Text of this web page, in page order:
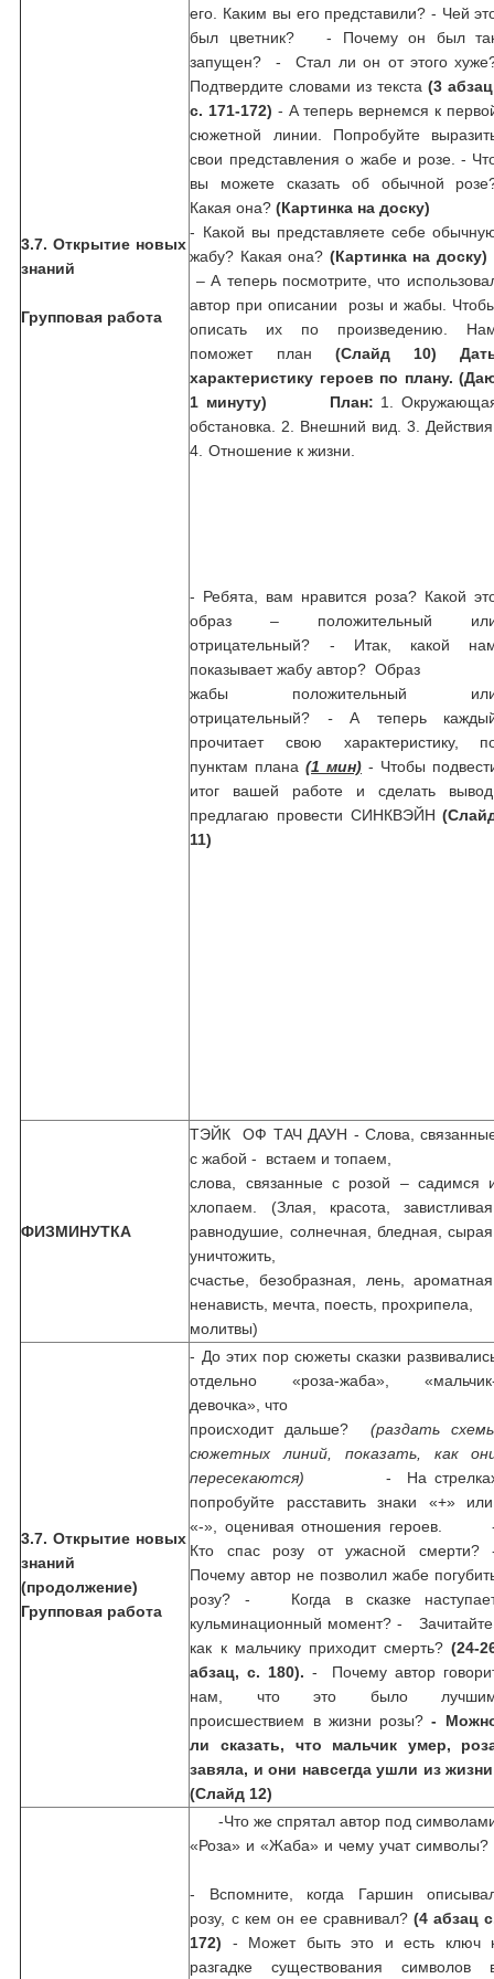
3.7. Открытие новых
знаний
Групповая работа
его. Каким вы его представили? - Чей
был цветник?
- Почему он был
запущен? - Стал ли он от этого
Подтвердите словами из текста(3
с. 171-172) - А теперь вернемся к
сюжетной линии. Попробуйте
свои представления о жабе и розе. -
вы можете сказать об обычной
Какая она?(Картинка на доску)
- Какой вы представляете себе
жабу? Какая она? (Картинка на доску)
– А теперь посмотрите, что
автор при описании розы и жабы.
описать их по произведению.
поможет план (Слайд 10)
характеристику героев по плану.
1 минуту)
План: 1.
обстановка. 2. Внешний вид. 3.
4. Отношение к
- Ребята, вам нравится роза? Какой
образ – положительный
отрицательный? - Итак, какой
показывает жабу автор? Образ
жабы положительный
отрицательный? -А теперь
прочитает свою характеристику,
пунктам плана(1 мин) - Чтобы
итог вашей работе и сделать
предлагаю провести СИНКВЭЙН
11)
ФИЗМИНУТКА
ТЭЙК ОФ ТАЧ ДАУН - Слова,
с жабой - встаем и топаем,
слова, связанные с розой – садимся
хлопаем. (Злая, красота,
равнодушие, солнечная, бледная,
уничтожить,
счастье, безобразная, лень,
ненависть, мечта, поесть, прохрипела,
молитвы)
3.7. Открытие новых
знаний
(продолжение)
Групповая работа
- До этих пор сюжеты сказки
отдельно «роза-жаба»,
девочка», что
происходит дальше?
(раздать
сюжетных линий, показать, как
пересекаются)
- На
попробуйте расставить знаки «+»
«-», оценивая отношения героев.
Кто спас розу от ужасной смерти?
Почему автор не позволил жабе
розу? - Когда в сказке
кульминационный момент? -
как к мальчику приходит смерть?(24-
абзац, с. 180). - Почему автор
нам, что это было
происшествием в жизни розы?-
ли сказать, что мальчик умер,
завяла, и они навсегда ушли из жизни
(Слайд 12)
-Что же спрятал автор под
«Роза» и «Жаба» и чему учат
- Вспомните, когда Гаршин
розу, с кем он ее сравнивал?(4 абзац
172) - Может быть это и есть ключ
разгадке существования символов